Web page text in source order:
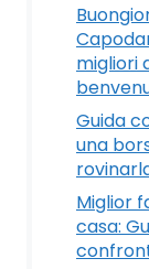
migliori
Guida
una
Miglior
casa: